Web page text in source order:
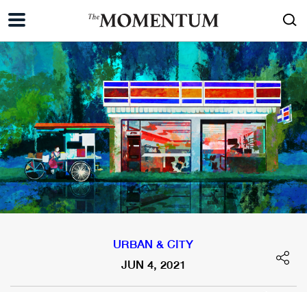
URBAN & CITY
JUN 4, 2021